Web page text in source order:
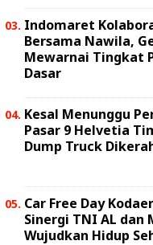
Indomaret
Bersama Nawila,
Mewarnai Tingkat
Dasar
Kesal Menunggu
Pasar 9 Helvetia
Dump Truck
Car Free Day
Sinergi TNI AL dan
Wujudkan Hidup